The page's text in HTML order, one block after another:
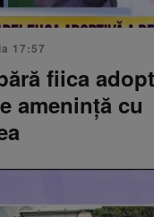
17:57
fiica
amenință cu